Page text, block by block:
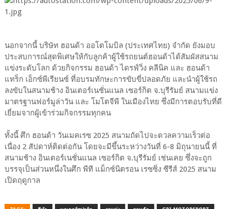
นอกจากนี้ บริษัท ฮอนด้า ออโตโมบิล (ประเทศไทย) จำกัด ยังมอบ
ประสบการณ์สุดพิเศษให้กับลูกค้าผู้ใช้รถยนต์ฮอนด้าได้สัมผัสสนาม
แข่งระดับโลก ด้วยกิจกรรม ฮอนด้า ไดรฟ์วิ่ง คลีนิค และ ฮอนด้า
แทร็ก เอ็กซ์พีเรียนซ์ ที่อบรมทักษะการขับขี่ปลอดภัย และนำผู้ใช้รถ
ลงขับในสนามช้าง อินเตอร์เนชั่นแนล เซอร์กิต จ.บุรีรัมย์ สนามแข่ง
มาตรฐานฟอร์มูล่าวัน และ โมโตจีพี ในเมืองไทย ซึ่งมีการตอบรับที่ดี
เยี่ยมจากผู้เข้าร่วมกิจกรรมทุกคน
ทั้งนี้ ศึก ฮอนด้า วันเมคเรซ 2025 สนามถัดไปจะดวลความเร็วต่อ
เนื่อง 2 สัปดาห์ติดต่อกัน โดยจะมีขึ้นระหว่างวันที่ 6-8 มิถุนายนนี้ ที่
สนามช้าง อินเตอร์เนชั่นแนล เซอร์กิต จ.บุรีรัมย์ เช่นเคย ซึ่งจะถูก
บรรจุเป็นส่วนหนึ่งในศึก พีที แม็กซ์นิตรอน เรซซิ่ง ซีรีส์ 2025 สนาม
เปิดฤดูกาล